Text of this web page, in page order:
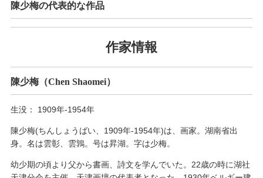
陳少梅の代表的な作品
作家情報
陳少梅（Chen Shaomei）
生没： 1909年-1954年
陳少梅(ちんしょうばい、1909年-1954年)は、画家。湖南省出
身。名は雲彰、雲鶉。号は昇湖。字は少梅。
幼少期の頃より父から書画、詩文を学んでいた。22歳の時に湖社